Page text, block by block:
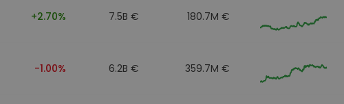
+2.70% 7.5B € 180.7M €
-1.00% 6.2B € 359.7M €